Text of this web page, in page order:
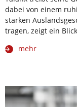
dabei von einem
starken
tragen, zeigt ein
mehr